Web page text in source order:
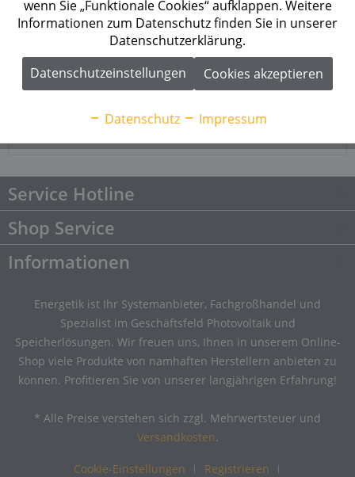
Beschreibung
VARTA.hybrid 10-3-4 Hybridwechselrichter AC-
Nennleistung: 10,0 kW Max....
mehr
Service Hotline
Shop Service
Informationen
Energetik ist Ihr Systemanbieter, Fachgroßhandel und
Spezialist im Geschäftsfeld Photovoltaik und
Speicherlösungen. Wir freuen uns, Ihnen in unserem Online-
Shop viele Produkte von namhaften Herstellern anbieten zu
können. Profitieren Sie von unserer langjährigen Erfahrung!
* Alle Preise verstehen sich zzgl. Mehrwertsteuer und
Versandkosten.
Cookie-Einstellungen Registrieren
wenn Sie „Funktionale Cookies“ aufklappen. Weitere
Informationen zum Datenschutz finden Sie in unserer
Datenschutzerklärung.
Datenschutzeinstellungen
Cookies akzeptieren
Datenschutz Impressum